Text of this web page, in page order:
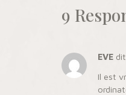
9
EVE
Il est